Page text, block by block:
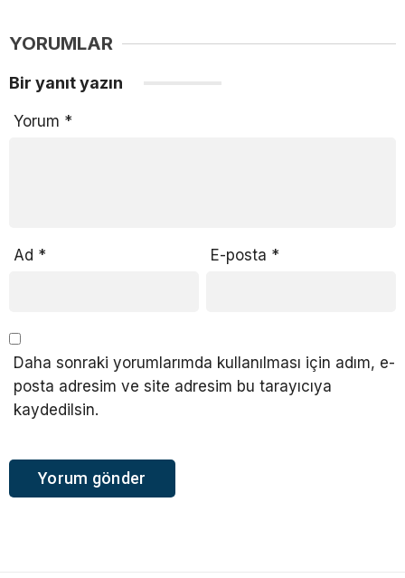
YORUMLAR
Bir yanıt yazın
Yorum *
Ad * E-posta *
Daha sonraki yorumlarımda kullanılması için adım, e-
posta adresim ve site adresim bu tarayıcıya
kaydedilsin.